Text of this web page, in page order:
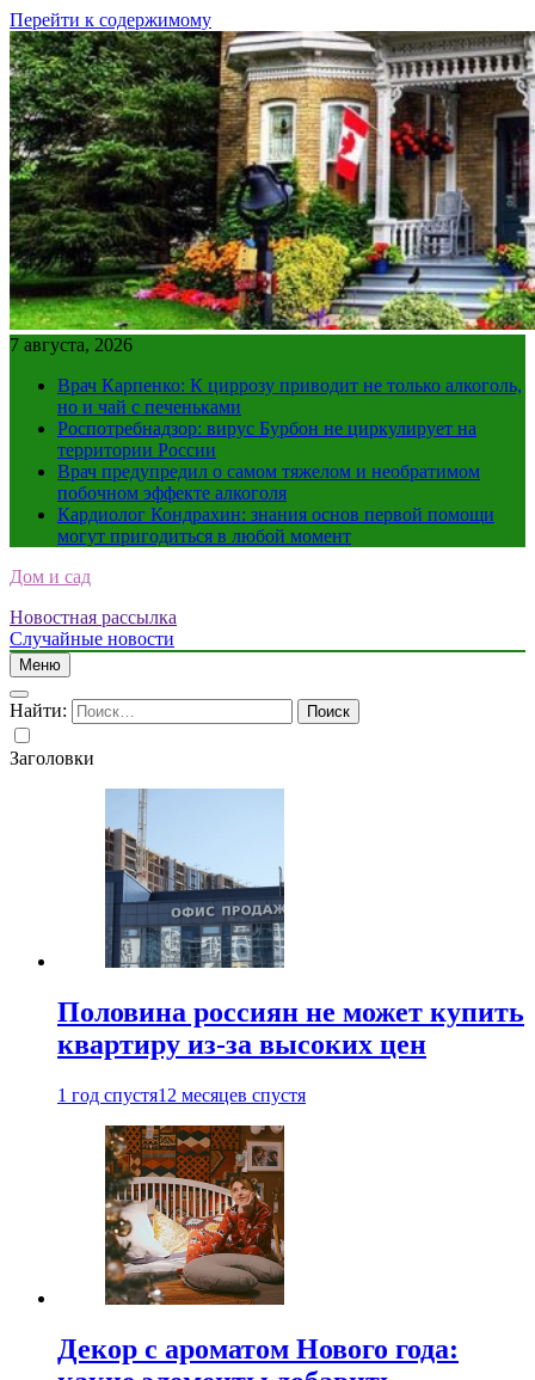
Перейти к содержимому
7 августа, 2026
Врач Карпенко: К циррозу приводит не только алкоголь,
но и чай с печеньками
Роспотребнадзор: вирус Бурбон не циркулирует на
территории России
Врач предупредил о самом тяжелом и необратимом
побочном эффекте алкоголя
Кардиолог Кондрахин: знания основ первой помощи
могут пригодиться в любой момент
Дом и сад
Новостная рассылка
Случайные новости
Меню
Найти:
Заголовки
Половина россиян не может купить
квартиру из-за высоких цен
1 год спустя12 месяцев спустя
Декор с ароматом Нового года: